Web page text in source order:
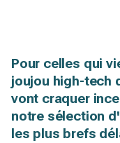
Pour celles qui
joujou high-tech
vont craquer
notre sélection
les plus brefs